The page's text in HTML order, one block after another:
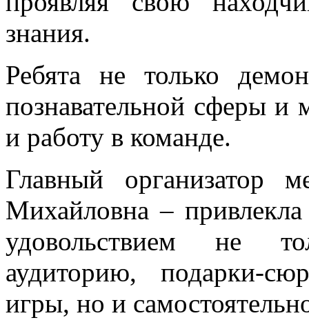
знания.
Ребята не только
познавательной сферы и
и работу в команде.
Главный организатор
Михайловна –
удовольствием не
аудиторию, подарки-
игры, но и